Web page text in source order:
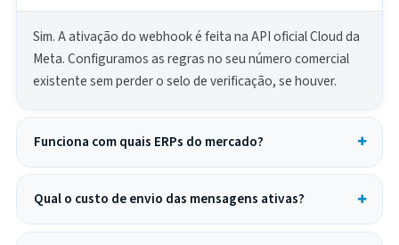
Sim. A ativação do webhook é feita na API oficial Cloud da
Meta. Configuramos as regras no seu número comercial
existente sem perder o selo de verificação, se houver.
Funciona com quais ERPs do mercado?
Qual o custo de envio das mensagens ativas?